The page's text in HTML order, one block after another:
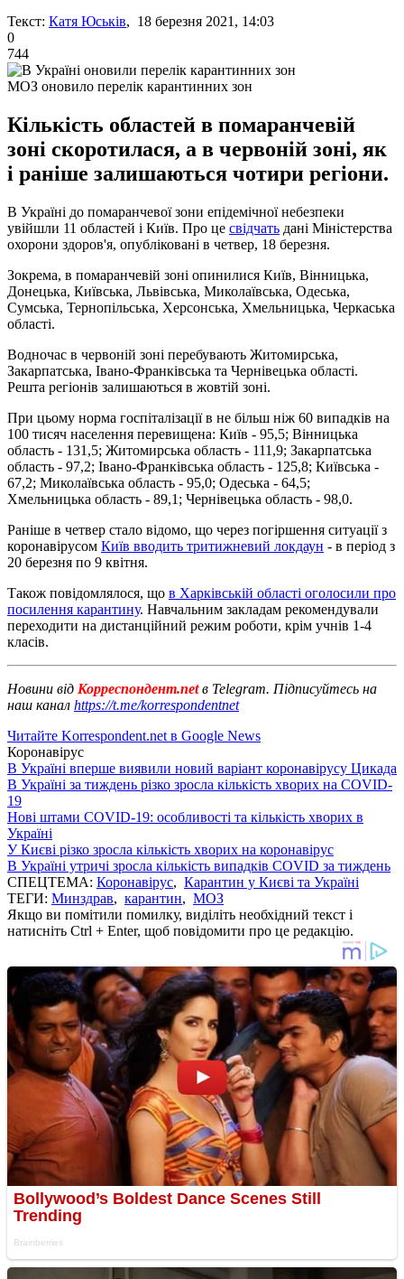
Текст: Катя Юськів, 18 березня 2021, 14:03
0
744
МОЗ оновило перелік карантинних зон
Кількість областей в помаранчевій
зоні скоротилася, а в червоній зоні, як
і раніше залишаються чотири регіони.
В Україні до помаранчевої зони епідемічної небезпеки
увійшли 11 областей і Київ. Про це свідчать дані Міністерства
охорони здоров'я, опубліковані в четвер, 18 березня.
Зокрема, в помаранчевій зоні опинилися Київ, Вінницька,
Донецька, Київська, Львівська, Миколаївська, Одеська,
Сумська, Тернопільська, Херсонська, Хмельницька, Черкаська
області.
Водночас в червоній зоні перебувають Житомирська,
Закарпатська, Івано-Франківська та Чернівецька області.
Решта регіонів залишаються в жовтій зоні.
При цьому норма госпіталізації в не більш ніж 60 випадків на
100 тисяч населення перевищена: Київ - 95,5; Вінницька
область - 131,5; Житомирська область - 111,9; Закарпатська
область - 97,2; Івано-Франківська область - 125,8; Київська -
67,2; Миколаївська область - 95,0; Одеська - 64,5;
Хмельницька область - 89,1; Чернівецька область - 98,0.
Раніше в четвер стало відомо, що через погіршення ситуації з
коронавірусом Київ вводить тритижневий локдаун - в період з
20 березня по 9 квітня.
Також повідомлялося, що в Харківській області оголосили про
посилення карантину. Навчальним закладам рекомендували
переходити на дистанційний режим роботи, крім учнів 1-4
класів.
Новини від Корреспондент.netв Telegram. Підписуйтесь на
наш канал https://t.me/korrespondentnet
Читайте Korrespondent.net в Google News
Коронавірус
В Україні вперше виявили новий варіант коронавірусу Цикада
В Україні за тиждень різко зросла кількість хворих на COVID-
19
Нові штами COVID-19: особливості та кількість хворих в
Україні
У Києві різко зросла кількість хворих на коронавірус
В Україні утричі зросла кількість випадків COVID за тиждень
СПЕЦТЕМА: Коронавірус, Карантин у Києві та Україні
ТЕГИ: Минздрав, карантин, МОЗ
Якщо ви помітили помилку, виділіть необхідний текст і
натисніть Ctrl + Enter, щоб повідомити про це редакцію.